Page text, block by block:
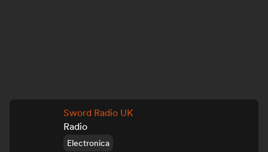
Sword Radio UK
Radio
Electronica